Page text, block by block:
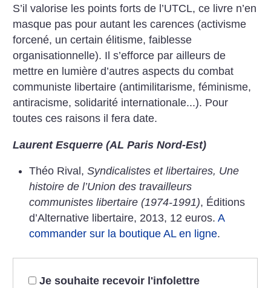
S’il valorise les points forts de l’UTCL, ce livre n’en
masque pas pour autant les carences (activisme
forcené, un certain élitisme, faiblesse
organisationnelle). Il s’efforce par ailleurs de
mettre en lumière d’autres aspects du combat
communiste libertaire (antimilitarisme, féminisme,
antiracisme, solidarité internationale...). Pour
toutes ces raisons il fera date.
Laurent Esquerre (AL Paris Nord-Est)
Théo Rival, Syndicalistes et libertaires, Une
histoire de l’Union des travailleurs
communistes libertaire (1974-1991), Éditions
d’Alternative libertaire, 2013, 12 euros. A
commander sur la boutique AL en ligne.
Je souhaite recevoir l'infolettre